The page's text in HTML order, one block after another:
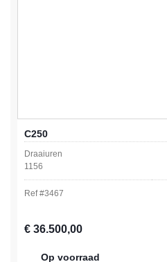
C250
Draaiuren
1156
Ref #3467
Normale prijs:
€ 36.500,00
Op voorraad